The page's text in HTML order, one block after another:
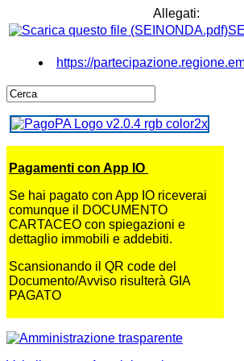
Allegati:
https://
Pagamenti con App IO
Se hai pagato con App IO riceverai
comunque il DOCUMENTO
CARTACEO con spiegazioni e
dettaglio immobili e addebiti.
Scansionando il QR code del
Documento/Avviso risulterà GIA
PAGATO